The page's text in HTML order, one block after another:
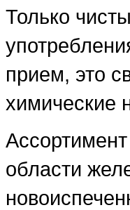
Только
прием, это
химические
области